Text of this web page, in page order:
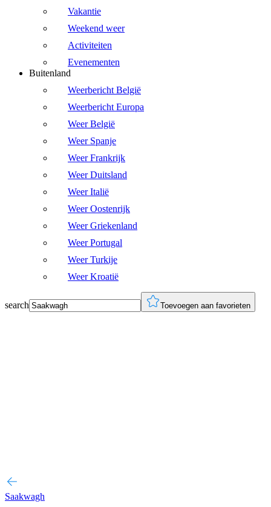
Vakantie
Weekend weer
Activiteiten
Evenementen
Buitenland
Weerbericht België
Weerbericht Europa
Weer België
Weer Spanje
Weer Frankrijk
Weer Duitsland
Weer Italië
Weer Oostenrijk
Weer Griekenland
Weer Portugal
Weer Turkije
Weer Kroatië
search Toevoegen aan favorieten
Saakwagh